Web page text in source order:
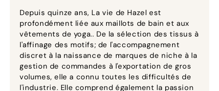
Depuis quinze ans, La vie de Hazel est
profondément liée aux maillots de bain et aux
vêtements de yoga.. De la sélection des tissus à
l'affinage des motifs; de l'accompagnement
discret à la naissance de marques de niche à la
gestion de commandes à l'exportation de gros
volumes, elle a connu toutes les difficultés de
l'industrie. Elle comprend également la passion